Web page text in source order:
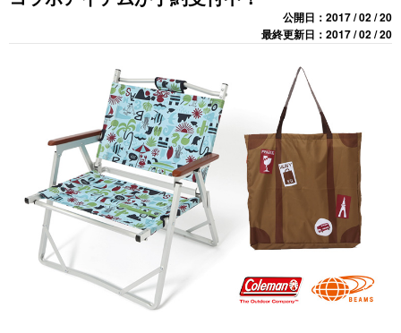
公開日：2017 / 02 / 20
最終更新日：2017 / 02 / 20